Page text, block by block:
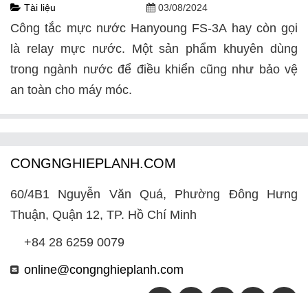
Tài liệu 03/08/2024
Công tắc mực nước Hanyoung FS-3A hay còn gọi
là relay mực nước. Một sản phẩm khuyên dùng
trong ngành nước để điều khiển cũng như bảo vệ
an toàn cho máy móc.
CONGNGHIEPLANH.COM
60/4B1 Nguyễn Văn Quá, Phường Đông Hưng
Thuận, Quận 12, TP. Hồ Chí Minh
+84 28 6259 0079
online@congnghieplanh.com